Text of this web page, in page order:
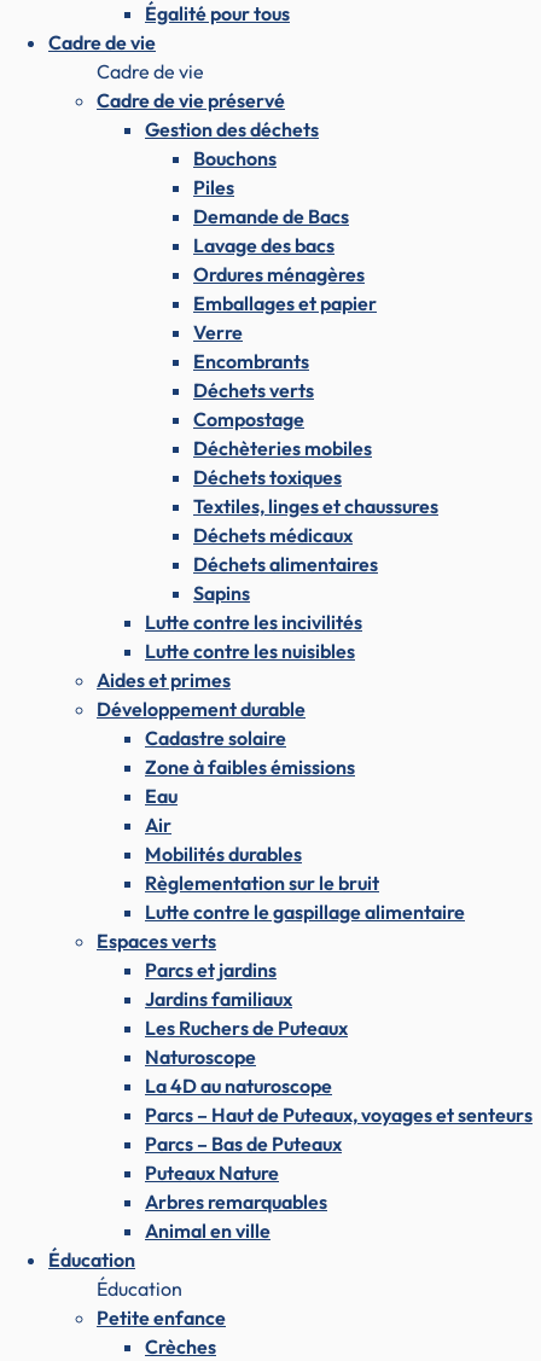
Égalité pour tous
Cadre de vie
Cadre de vie
Cadre de vie préservé
Gestion des déchets
Bouchons
Piles
Demande de Bacs
Lavage des bacs
Ordures ménagères
Emballages et papier
Verre
Encombrants
Déchets verts
Compostage
Déchèteries mobiles
Déchets toxiques
Textiles, linges et chaussures
Déchets médicaux
Déchets alimentaires
Sapins
Lutte contre les incivilités
Lutte contre les nuisibles
Aides et primes
Développement durable
Cadastre solaire
Zone à faibles émissions
Eau
Air
Mobilités durables
Règlementation sur le bruit
Lutte contre le gaspillage alimentaire
Espaces verts
Parcs et jardins
Jardins familiaux
Les Ruchers de Puteaux
Naturoscope
La 4D au naturoscope
Parcs – Haut de Puteaux, voyages et senteurs
Parcs – Bas de Puteaux
Puteaux Nature
Arbres remarquables
Animal en ville
Éducation
Éducation
Petite enfance
Crèches